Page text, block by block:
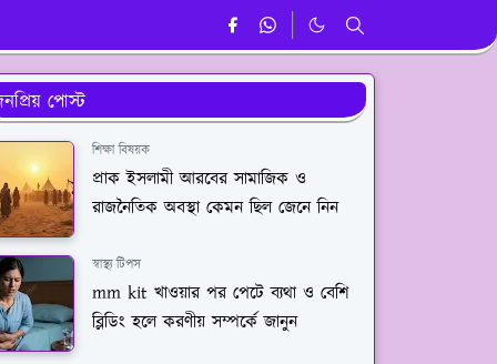
পোস্ট
শিক্ষা বিষয়ক
প্রাক ইসলামী আরবের সামাজিক ও
রাজনৈতিক অবস্থা কেমন ছিল জেনে নিন
স্বাস্থ্য টিপস
mm kit খাওয়ার পর পেটে ব্যথা ও বেশি
ব্লিডিং হলে করণীয় সম্পর্কে জানুন